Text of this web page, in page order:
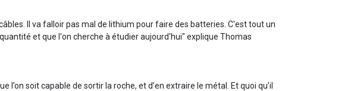
Il va falloir pas mal de lithium pour faire des batteries. C'est tout un
et que l'on cherche à étudier aujourd'hui" explique Thomas
soit capable de sortir la roche, et d’en extraire le métal. Et quoi qu’il